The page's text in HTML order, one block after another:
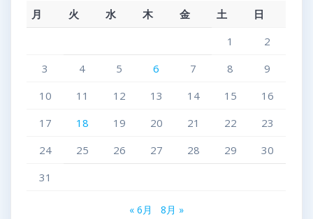
月 火 水 木 金 土
日
1
2
3
4 5 6 7 8
9
10
11 12 13 14 15
16
17
18 19 20 21 22
23
24
25 26 27 28 29
30
31
« 6月 8月 »